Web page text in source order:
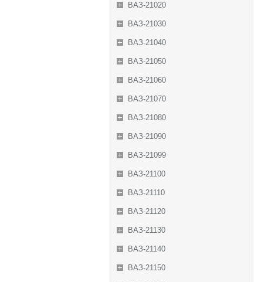
ВАЗ-21020
ВАЗ-21030
ВАЗ-21040
ВАЗ-21050
ВАЗ-21060
ВАЗ-21070
ВАЗ-21080
ВАЗ-21090
ВАЗ-21099
ВАЗ-21100
ВАЗ-21110
ВАЗ-21120
ВАЗ-21130
ВАЗ-21140
ВАЗ-21150